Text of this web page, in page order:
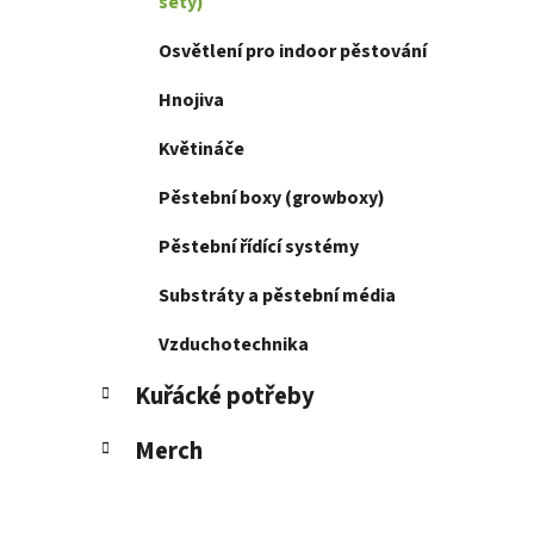
Osvětlení pro indoor pěstování
Hnojiva
Květináče
Pěstební boxy (growboxy)
Pěstební řídící systémy
Substráty a pěstební média
Vzduchotechnika
Kuřácké potřeby
Merch